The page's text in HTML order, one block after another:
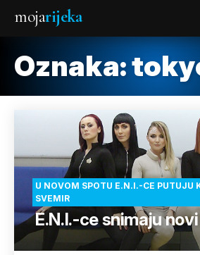
mojarijeka
Oznaka:
U NOVOM SPOTU E.N.I.-CE PUTUJU
SVEMIR
E.N.I.-ce snimaju